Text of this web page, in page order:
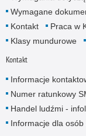
Wymagane
Kontakt
Praca w
Klasy mundurowe
Kontakt
Informacje
Numer ratunkowy
Handel ludźmi -
Informacje dla osób